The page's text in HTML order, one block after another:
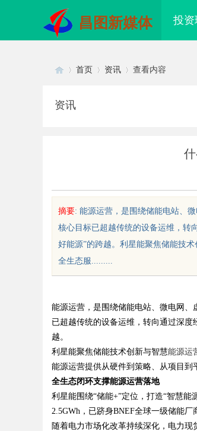
昌图新媒体 投资
sc
uz
首页 资讯 查看内容
资讯
摘要: 能源运营，是围绕储能电站、
核心目标已超越传统的设备运维，转
好能源”的跨越。利星能聚焦储能技
全生态服.........
能源运营，是围绕储能电站、微电网
已超越传统的设备运维，转向通过深度
越。
利星能聚焦储能技术创新与智慧能源运
能源运营提供从硬件到策略、从项目到
全生态闭环支撑能源运营落地
利星能围绕“储能+”定位，打造“智慧能
2.5GWh，已跻身BNEF全球一级储能厂
随着电力市场化改革持续深化，电力
探金融AI落地路径，天创信用